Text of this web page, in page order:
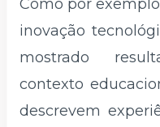
Como por
inovação
mostrado
contexto
descrevem